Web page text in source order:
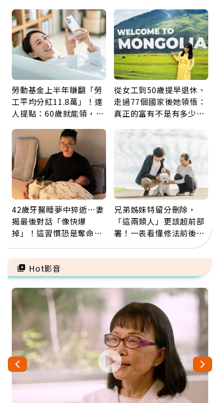
勞動基金上半年賺翻「勞
工平均分紅11.8萬」！達
人提點：60歲就能領，重
從女工到50歲提早退休、
走過77個國家後她領悟：
真正的富有不是有多少
自由
42歲牙醫睡夢中猝逝…妻
揭最後對話「像快爆
掉」！這習慣恐是奪命原
命交換
兄弟姊妹特留分刪除，
「這兩類人」更該超前部
署！一表看懂修法前後差
異：沒留遺囑手足反而分
更多
Hot影音